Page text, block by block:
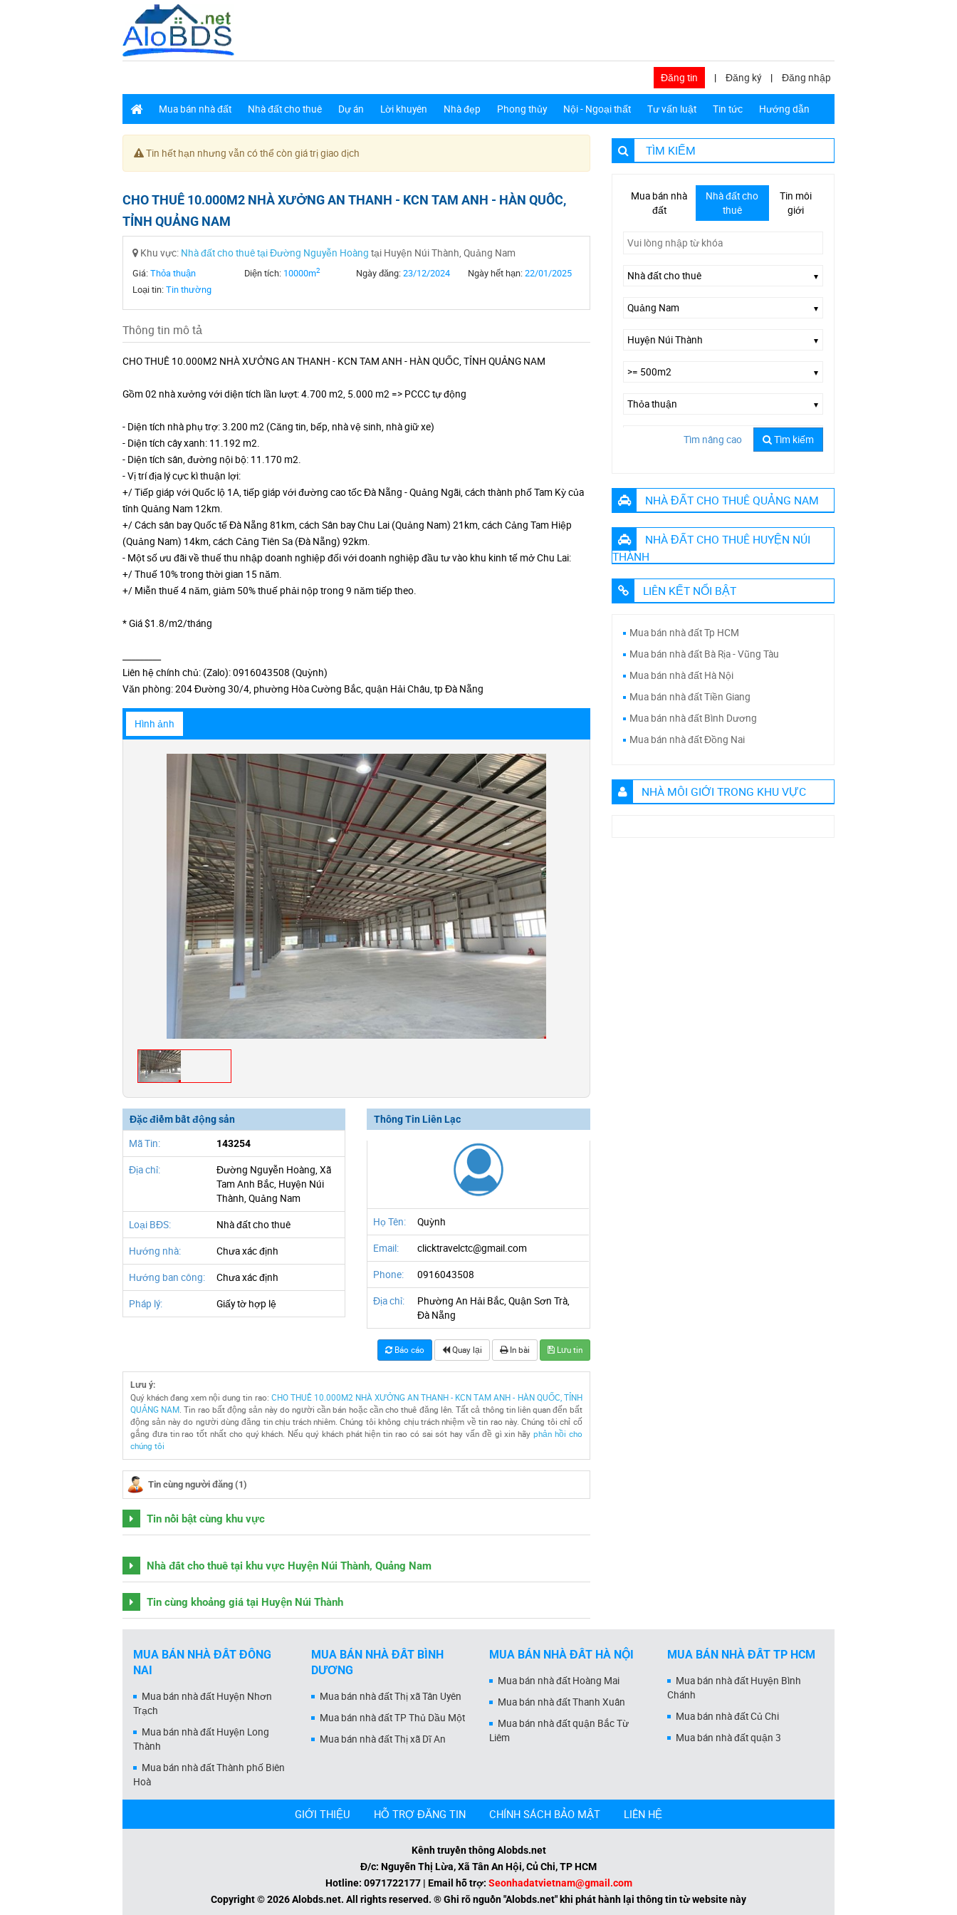
Đăng tin | Đăng ký | Đăng nhập
Mua bán nhà đất Nhà đất cho thuê Dự án Lời khuyên Nhà đẹp Phong thủy Nội - Ngoại thất Tư vấn luật Tin tức Hướng dẫn
Tin hết hạn nhưng vẫn có thể còn giá trị giao dịch
CHO THUÊ 10.000M2 NHÀ XƯỞNG AN THANH - KCN TAM ANH - HÀN QUỐC,
TỈNH QUẢNG NAM
Khu vực: Nhà đất cho thuê tại Đường Nguyễn Hoàng tại Huyện Núi Thành, Quảng Nam
Giá:Thỏa thuận Diện tích: 10000m2 Ngày đăng:23/12/2024 Ngày hết hạn:22/01/2025
Loại tin:Tin thường
Thông tin mô tả
CHO THUÊ 10.000M2 NHÀ XƯỞNG AN THANH - KCN TAM ANH - HÀN QUỐC, TỈNH QUẢNG NAM
Gồm 02 nhà xưởng với diện tích lần lượt: 4.700 m2, 5.000 m2 => PCCC tự động
- Diện tích nhà phụ trợ: 3.200 m2 (Căng tin, bếp, nhà vệ sinh, nhà giữ xe)
- Diện tích cây xanh: 11.192 m2.
- Diện tích sân, đường nội bộ: 11.170 m2.
- Vị trí địa lý cực kì thuận lợi:
+/ Tiếp giáp với Quốc lộ 1A, tiếp giáp với đường cao tốc Đà Nẵng - Quảng Ngãi, cách thành phố Tam Kỳ của
tỉnh Quảng Nam 12km.
+/ Cách sân bay Quốc tế Đà Nẵng 81km, cách Sân bay Chu Lai (Quảng Nam) 21km, cách Cảng Tam Hiệp
(Quảng Nam) 14km, cách Cảng Tiên Sa (Đà Nẵng) 92km.
- Một số ưu đãi về thuế thu nhập doanh nghiệp đối với doanh nghiệp đầu tư vào khu kinh tế mở Chu Lai:
+/ Thuế 10% trong thời gian 15 năm.
+/ Miễn thuế 4 năm, giảm 50% thuế phải nộp trong 9 năm tiếp theo.
* Giá $1.8/m2/tháng
Liên hệ chính chủ: (Zalo): 0916043508 (Quỳnh)
Văn phòng: 204 Đường 30/4, phường Hòa Cường Bắc, quận Hải Châu, tp Đà Nẵng
Hình ảnh
Đặc điểm bất động sản
Mã Tin: 143254
Địa chỉ:
Đường Nguyễn Hoàng, Xã
Tam Anh Bắc, Huyện Núi
Thành, Quảng Nam
Loại BĐS: Nhà đất cho thuê
Hướng nhà: Chưa xác định
Hướng ban công: Chưa xác định
Pháp lý: Giấy tờ hợp lệ
Thông Tin Liên Lạc
Họ Tên: Quỳnh
Email: clicktravelctc@gmail.com
Phone: 0916043508
Địa chỉ:
Phường An Hải Bắc, Quận Sơn Trà,
Đà Nẵng
Báo cáo Quay lại In bài Lưu tin
Lưu ý:
Quý khách đang xem nội dung tin rao: CHO THUÊ 10.000M2 NHÀ XƯỞNG AN THANH - KCN TAM ANH - HÀN QUỐC, TỈNH
QUẢNG NAM. Tin rao bất động sản này do người cần bán hoặc cần cho thuê đăng lên. Tất cả thông tin liên quan đến bất
động sản này do người dùng đăng tin chịu trách nhiêm. Chúng tôi không chịu trách nhiệm về tin rao này. Chúng tôi chỉ cố
gắng đưa tin rao tốt nhất cho quý khách. Nếu quý khách phát hiện tin rao có sai sót hay vấn đề gì xin hãyphản hồi cho
chúng tôi
Tin cùng người đăng (1)
Tin nổi bật cùng khu vực
Nhà đất cho thuê tại khu vực Huyện Núi Thành, Quảng Nam
Tin cùng khoảng giá tại Huyện Núi Thành
TÌM KIẾM
Mua bán nhà
đất
Nhà đất cho
thuê
Tin môi
giới
Tìm nâng cao Tìm kiếm
NHÀ ĐẤT CHO THUÊ QUẢNG NAM
NHÀ ĐẤT CHO THUÊ HUYỆN NÚI
THÀNH
LIÊN KẾT NỔI BẬT
Mua bán nhà đất Tp HCM
Mua bán nhà đất Bà Rịa - Vũng Tàu
Mua bán nhà đất Hà Nội
Mua bán nhà đất Tiền Giang
Mua bán nhà đất Bình Dương
Mua bán nhà đất Đồng Nai
NHÀ MÔI GIỚI TRONG KHU VỰC
MUA BÁN NHÀ ĐẤT ĐỒNG
NAI
Mua bán nhà đất Huyện Nhơn
Trạch
Mua bán nhà đất Huyện Long
Thành
Mua bán nhà đất Thành phố Biên
Hoà
MUA BÁN NHÀ ĐẤT BÌNH
DƯƠNG
Mua bán nhà đất Thị xã Tân Uyên
Mua bán nhà đất TP Thủ Dầu Một
Mua bán nhà đất Thị xã Dĩ An
MUA BÁN NHÀ ĐẤT HÀ NỘI
Mua bán nhà đất Hoàng Mai
Mua bán nhà đất Thanh Xuân
Mua bán nhà đất quận Bắc Từ
Liêm
MUA BÁN NHÀ ĐẤT TP HCM
Mua bán nhà đất Huyện Bình
Chánh
Mua bán nhà đất Củ Chi
Mua bán nhà đất quận 3
GIỚI THIỆU HỖ TRỢ ĐĂNG TIN CHÍNH SÁCH BẢO MẬT LIÊN HỆ
Kênh truyền thông Alobds.net
Đ/c: Nguyễn Thị Lừa, Xã Tân An Hội, Củ Chi, TP HCM
Hotline: 0971722177 | Email hỗ trợ: Seonhadatvietnam@gmail.com
Copyright © 2026 Alobds.net. All rights reserved. ® Ghi rõ nguồn "Alobds.net" khi phát hành lại thông tin từ website này